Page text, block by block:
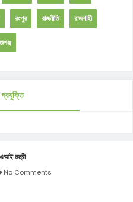
রংপুর রাজনীতি রাজশাহী
প্রযুক্তি
মন্ত্রী
No Comments